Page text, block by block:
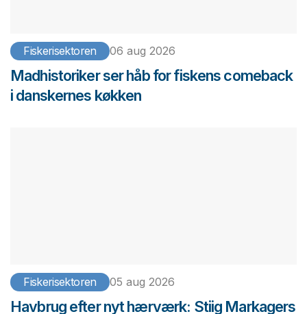
Fiskerisektoren 06 aug 2026
Madhistoriker ser håb for fiskens comeback
i danskernes køkken
Fiskerisektoren 05 aug 2026
Havbrug efter nyt hærværk: Stiig Markagers